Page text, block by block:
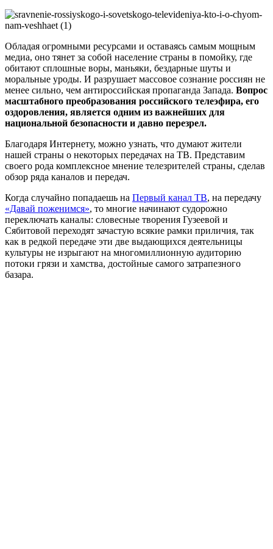
Обладая огромными ресурсами и оставаясь самым мощным
медиа, оно тянет за собой население страны в помойку, где
обитают сплошные воры, маньяки, бездарные шуты и
моральные уроды. И разрушает массовое сознание россиян не
менее сильно, чем антироссийская пропаганда Запада. Вопрос
масштабного преобразования российского телеэфира, его
оздоровления, является одним из важнейших для
национальной безопасности и давно перезрел.
Благодаря Интернету, можно узнать, что думают жители
нашей страны о некоторых передачах на ТВ. Представим
своего рода комплексное мнение телезрителей страны, сделав
обзор ряда каналов и передач.
Когда случайно попадаешь на Первый канал ТВ, на передачу
«Давай поженимся», то многие начинают судорожно
переключать каналы: словесные творения Гузеевой и
Сябитовой переходят зачастую всякие рамки приличия, так
как в редкой передаче эти две выдающихся деятельницы
культуры не изрыгают на многомиллионную аудиторию
потоки грязи и хамства, достойные самого затрапезного
базара.